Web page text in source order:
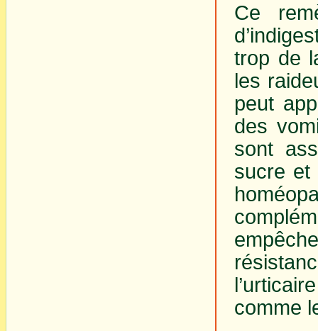
Ce
trop de
les
peut
des
sont
sucre et
comme